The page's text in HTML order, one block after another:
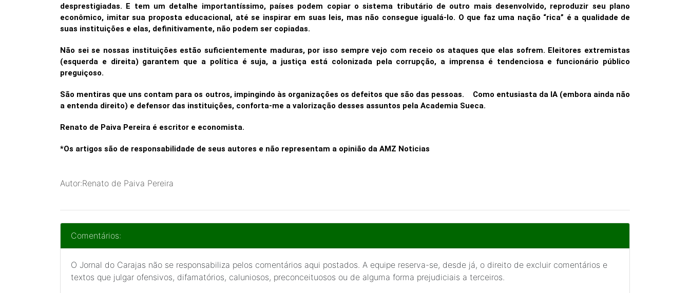
desprestigiadas. E tem um detalhe importantíssimo, países podem copiar o sistema tributário de outro mais desenvolvido, reproduzir seu plano
econômico, imitar sua proposta educacional, até se inspirar em suas leis, mas não consegue igualá-lo. O que faz uma nação “rica” é a qualidade de
suas instituições e elas, definitivamente, não podem ser copiadas.
Não sei se nossas instituições estão suficientemente maduras, por isso sempre vejo com receio os ataques que elas sofrem. Eleitores extremistas
(esquerda e direita) garantem que a política é suja, a justiça está colonizada pela corrupção, a imprensa é tendenciosa e funcionário público
preguiçoso.
São mentiras que uns contam para os outros, impingindo às organizações os defeitos que são das pessoas. Como entusiasta da IA (embora ainda não
a entenda direito) e defensor das instituições, conforta-me a valorização desses assuntos pela Academia Sueca.
Renato de Paiva Pereira é escritor e economista.
*Os artigos são de responsabilidade de seus autores e não representam a opinião da AMZ Noticias
Autor:Renato de Paiva Pereira
Comentários:
O Jornal do Carajas não se responsabiliza pelos comentários aqui postados. A equipe reserva-se, desde já, o direito de excluir comentários e
textos que julgar ofensivos, difamatórios, caluniosos, preconceituosos ou de alguma forma prejudiciais a terceiros.